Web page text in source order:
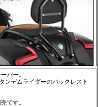
バー。
ンデムライダーのバックレスト
です。